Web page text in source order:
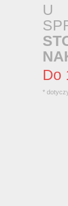
U
Do
*